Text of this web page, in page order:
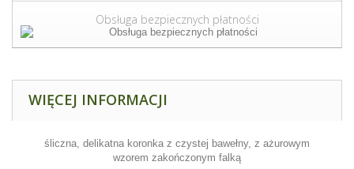
Obsługa bezpiecznych płatności
WIĘCEJ INFORMACJI
śliczna, delikatna koronka z czystej bawełny, z ażurowym
wzorem zakończonym falką